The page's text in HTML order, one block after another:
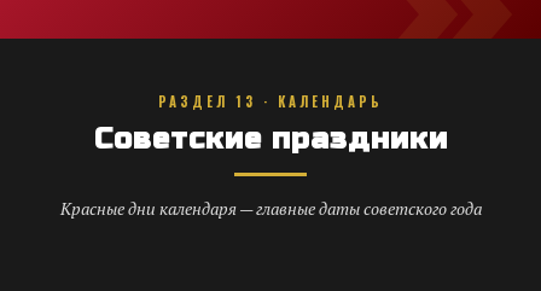
РАЗДЕЛ 13 · КАЛЕНДАРЬ
Советские праздники
Красные дни календаря — главные даты советского года